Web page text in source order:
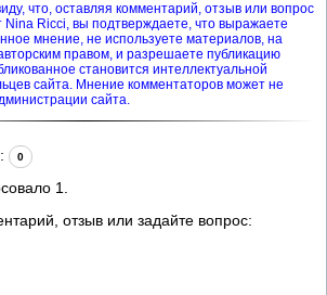
что, оставляя комментарий, отзыв или вопрос
Nina Ricci, вы подтверждаете, что выражаете
мнение, не используете материалов, на
правом, и разрешаете публикацию
становится интеллектуальной
сайта. Мнение комментаторов может не
сайта.
: 0
1.
отзыв или задайте вопрос: